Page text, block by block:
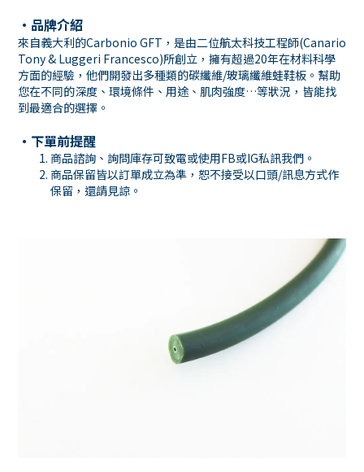
・品牌介紹
來自義大利的Carbonio GFT，是由二位航太科技工程師(Canario
Tony & Luggeri Francesco)所創立，擁有超過20年在材料科學
方面的經驗，他們開發出多種類的碳纖維/玻璃纖維蛙鞋板。幫助
您在不同的深度、環境條件、用途、肌肉強度…等狀況，皆能找
到最適合的選擇。
・下單前提醒
商品諮詢、詢問庫存可致電或使用FB或IG私訊我們。
商品保留皆以訂單成立為準，恕不接受以口頭/訊息方式作
保留，還請見諒。